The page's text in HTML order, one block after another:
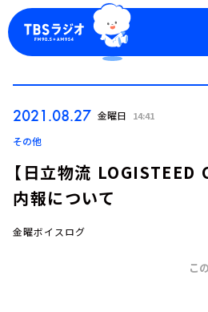
2021.08.27 金曜日 14:41
その他
【日立物流
内報について
金曜ボイスログ
こ